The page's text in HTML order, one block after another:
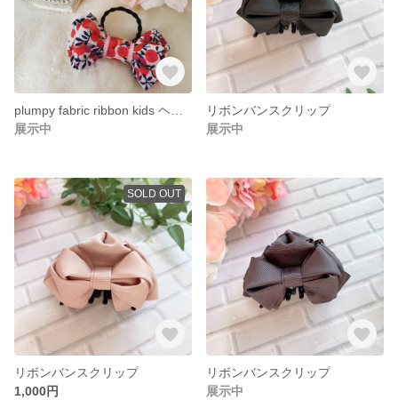
展示中
リボンバンスクリップ
展示中
SOLD OUT
リボンバンスクリップ
1,000円
リボンバンスクリップ
展示中